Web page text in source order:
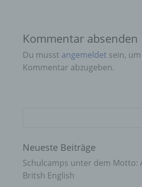
Kommentar absenden
Du musst angemeldet sein,
Kommentar abzugeben.
Neueste Beiträge
Schulcamps unter dem Motto:
Britsh English